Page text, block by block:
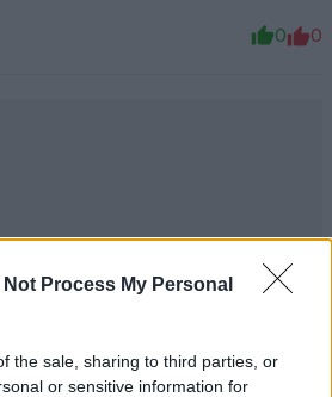
Not Process My Personal
the sale, sharing to third parties, or
or sensitive information for
0 0